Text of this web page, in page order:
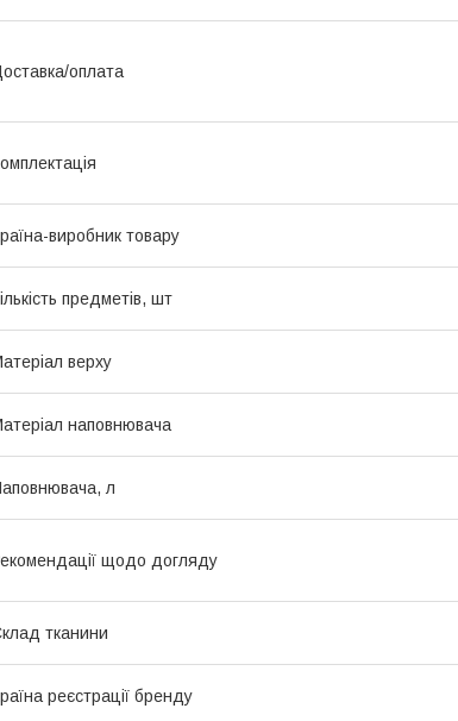
оплата
виробник товару
предметів, шт
верху
наповнювача
л
щодо догляду
тканини
реєстрації бренду